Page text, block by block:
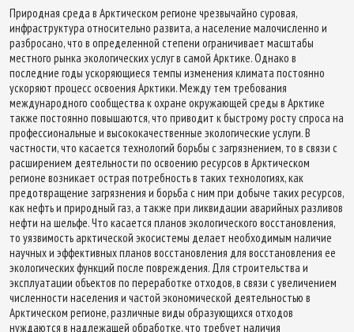
Природная среда в Арктическом регионе чрезвычайно суровая,
инфраструктура относительно развита, а население малочисленно и
разбросано, что в определенной степени ограничивает масштабы
местного рынка экологических услуг в самой Арктике. Однако в
последние годы ускоряющиеся темпы изменения климата постоянно
ускоряют процесс освоения Арктики. Между тем требования
международного сообщества к охране окружающей среды в Арктике
также постоянно повышаются, что приводит к быстрому росту спроса на
профессиональные и высококачественные экологические услуги. В
частности, что касается технологий борьбы с загрязнением, то в связи с
расширением деятельности по освоению ресурсов в Арктическом
регионе возникает острая потребность в таких технологиях, как
предотвращение загрязнения и борьба с ним при добыче таких ресурсов,
как нефть и природный газ, а также при ликвидации аварийных разливов
нефти на шельфе. Что касается планов экологического восстановления,
то уязвимость арктической экосистемы делает необходимым наличие
научных и эффективных планов восстановления для восстановления ее
экологических функций после повреждения. Для строительства и
эксплуатации объектов по переработке отходов, в связи с увеличением
численности населения и частой экономической деятельностью в
Арктическом регионе, различные виды образующихся отходов
нуждаются в надлежащей обработке, что требует наличия